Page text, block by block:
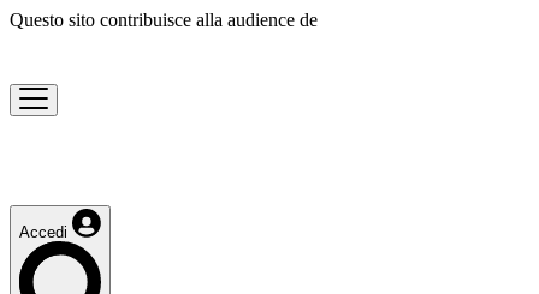
Questo sito contribuisce alla audience de
Accedi